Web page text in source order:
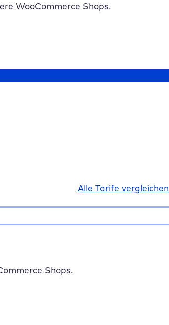
WooCommerce Shops.
Alle Tarife vergleichen
Shops.